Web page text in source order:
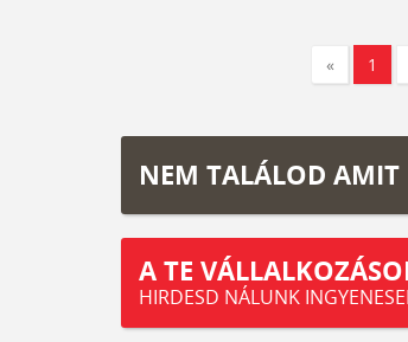
« 1
NEM TALÁLOD AMIT
A TE
HIRDESD NÁLUNK